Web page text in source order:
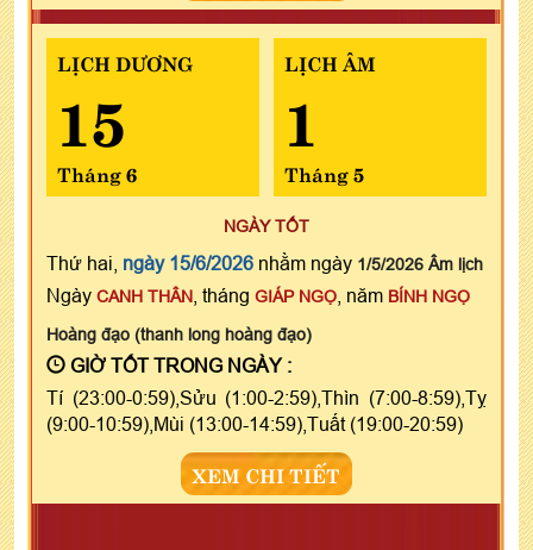
LỊCH DƯƠNG
15
Tháng 6
LỊCH ÂM
1
Tháng 5
NGÀY TỐT
Thứ hai, ngày 15/6/2026 nhằm ngày 1/5/2026 Âm lịch
Ngày CANH THÂN , tháng GIÁP NGỌ , năm BÍNH NGỌ
Hoàng đạo (thanh long hoàng đạo)
GIỜ TỐT TRONG NGÀY :
Tí (23:00-0:59),Sửu (1:00-2:59),Thìn (7:00-8:59),Tỵ
(9:00-10:59),Mùi (13:00-14:59),Tuất (19:00-20:59)
XEM CHI TIẾT